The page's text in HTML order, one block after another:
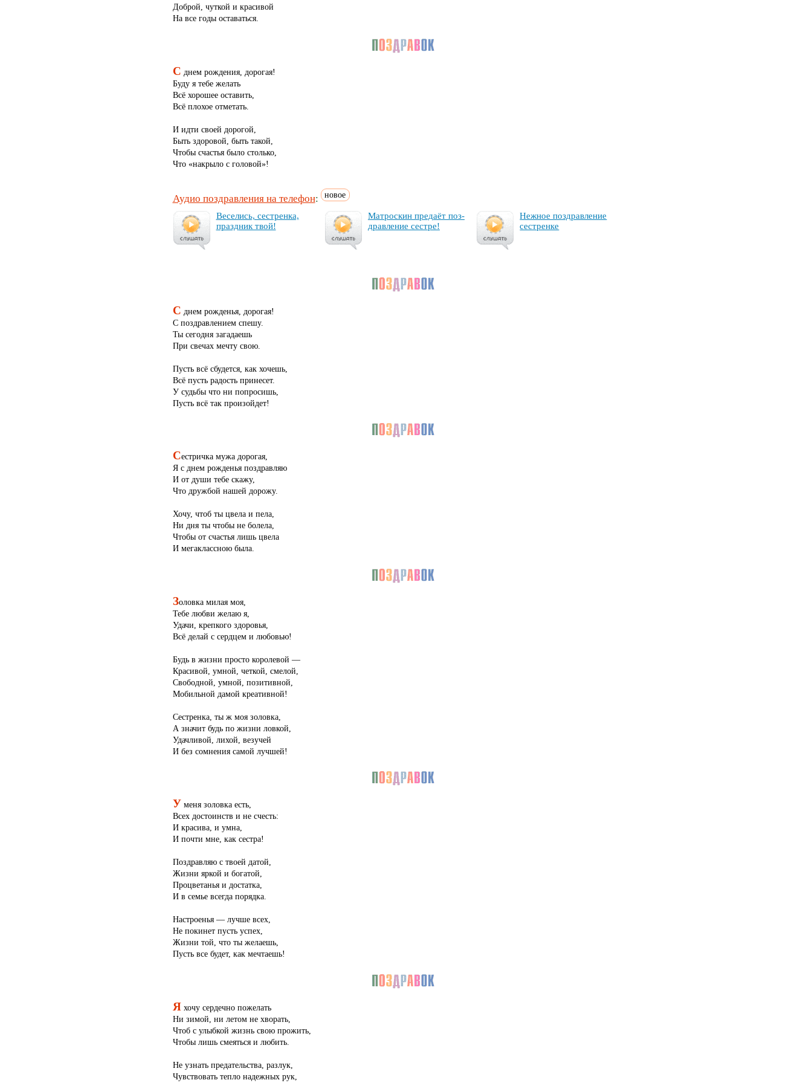
Доброй, чуткой и красивой
На все годы оставаться.
С днем рождения, дорогая!
Буду я тебе желать
Всё хорошее оставить,
Всё плохое отметать.
И идти своей дорогой,
Быть здоровой, быть такой,
Чтобы счастья было столько,
Что «накрыло с головой»!
Аудио поздравления на телефон: новое
Ве­се­лись, сес­трен­ка,
праз­дник твой!
Мат­рос­кин пре­да­ёт поз­
драв­ле­ние сес­тре!
Неж­ное поз­драв­ле­ние
сес­трен­ке
С днем рожденья, дорогая!
С поздравлением спешу.
Ты сегодня загадаешь
При свечах мечту свою.
Пусть всё сбудется, как хочешь,
Всё пусть радость принесет.
У судьбы что ни попросишь,
Пусть всё так произойдет!
Сестричка мужа дорогая,
Я с днем рожденья поздравляю
И от души тебе скажу,
Что дружбой нашей дорожу.
Хочу, чтоб ты цвела и пела,
Ни дня ты чтобы не болела,
Чтобы от счастья лишь цвела
И мегаклассною была.
Золовка милая моя,
Тебе любви желаю я,
Удачи, крепкого здоровья,
Всё делай с сердцем и любовью!
Будь в жизни просто королевой —
Красивой, умной, четкой, смелой,
Свободной, умной, позитивной,
Мобильной дамой креативной!
Сестренка, ты ж моя золовка,
А значит будь по жизни ловкой,
Удачливой, лихой, везучей
И без сомнения самой лучшей!
У меня золовка есть,
Всех достоинств и не счесть:
И красива, и умна,
И почти мне, как сестра!
Поздравляю с твоей датой,
Жизни яркой и богатой,
Процветанья и достатка,
И в семье всегда порядка.
Настроенья — лучше всех,
Не покинет пусть успех,
Жизни той, что ты желаешь,
Пусть все будет, как мечтаешь!
Я хочу сердечно пожелать
Ни зимой, ни летом не хворать,
Чтоб с улыбкой жизнь свою прожить,
Чтобы лишь смеяться и любить.
Не узнать предательства, разлук,
Чувствовать тепло надежных рук,